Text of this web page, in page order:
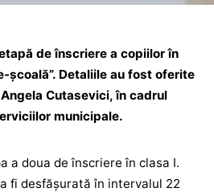
de înscriere a copiilor în
școală”. Detaliile au fost oferite
Cutasevici, în cadrul
municipale.
a doua de înscriere în clasa I.
fi desfășurată în intervalul 22